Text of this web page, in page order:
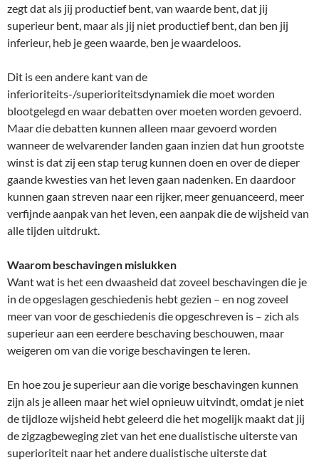
zegt dat als jij productief bent, van waarde bent, dat jij
superieur bent, maar als jij niet productief bent, dan ben jij
inferieur, heb je geen waarde, ben je waardeloos.
Dit is een andere kant van de
inferioriteits-/superioriteitsdynamiek die moet worden
blootgelegd en waar debatten over moeten worden gevoerd.
Maar die debatten kunnen alleen maar gevoerd worden
wanneer de welvarender landen gaan inzien dat hun grootste
winst is dat zij een stap terug kunnen doen en over de dieper
gaande kwesties van het leven gaan nadenken. En daardoor
kunnen gaan streven naar een rijker, meer genuanceerd, meer
verfijnde aanpak van het leven, een aanpak die de wijsheid van
alle tijden uitdrukt.
Waarom beschavingen mislukken
Want wat is het een dwaasheid dat zoveel beschavingen die je
in de opgeslagen geschiedenis hebt gezien – en nog zoveel
meer van voor de geschiedenis die opgeschreven is – zich als
superieur aan een eerdere beschaving beschouwen, maar
weigeren om van die vorige beschavingen te leren.
En hoe zou je superieur aan die vorige beschavingen kunnen
zijn als je alleen maar het wiel opnieuw uitvindt, omdat je niet
de tijdloze wijsheid hebt geleerd die het mogelijk maakt dat jij
de zigzagbeweging ziet van het ene dualistische uiterste van
superioriteit naar het andere dualistische uiterste dat